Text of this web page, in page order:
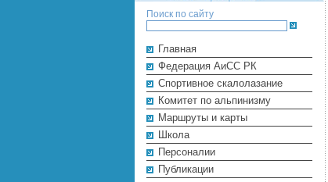
Поиск по сайту
Главная
Федерация АиСС РК
Cпортивное скалолазание
Комитет по альпинизму
Маршруты и карты
Школа
Персоналии
Публикации